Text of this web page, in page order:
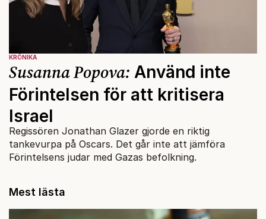
KRÖNIKA
Susanna Popova: Använd inte
Förintelsen för att kritisera
Israel
Regissören Jonathan Glazer gjorde en riktig
tankevurpa på Oscars. Det går inte att jämföra
Förintelsens judar med Gazas befolkning.
Mest lästa